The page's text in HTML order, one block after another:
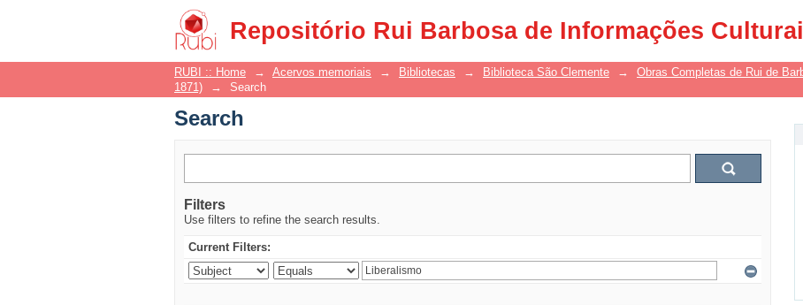
Repositório Rui Barbosa de Informações
Search
RUBI :: Home → Acervos memoriais → Bibliotecas → Biblioteca São Clemente → Obras Completas de Rui de
1871)
→ Search
Search
Filters
Use filters to refine the search results.
Current Filters: